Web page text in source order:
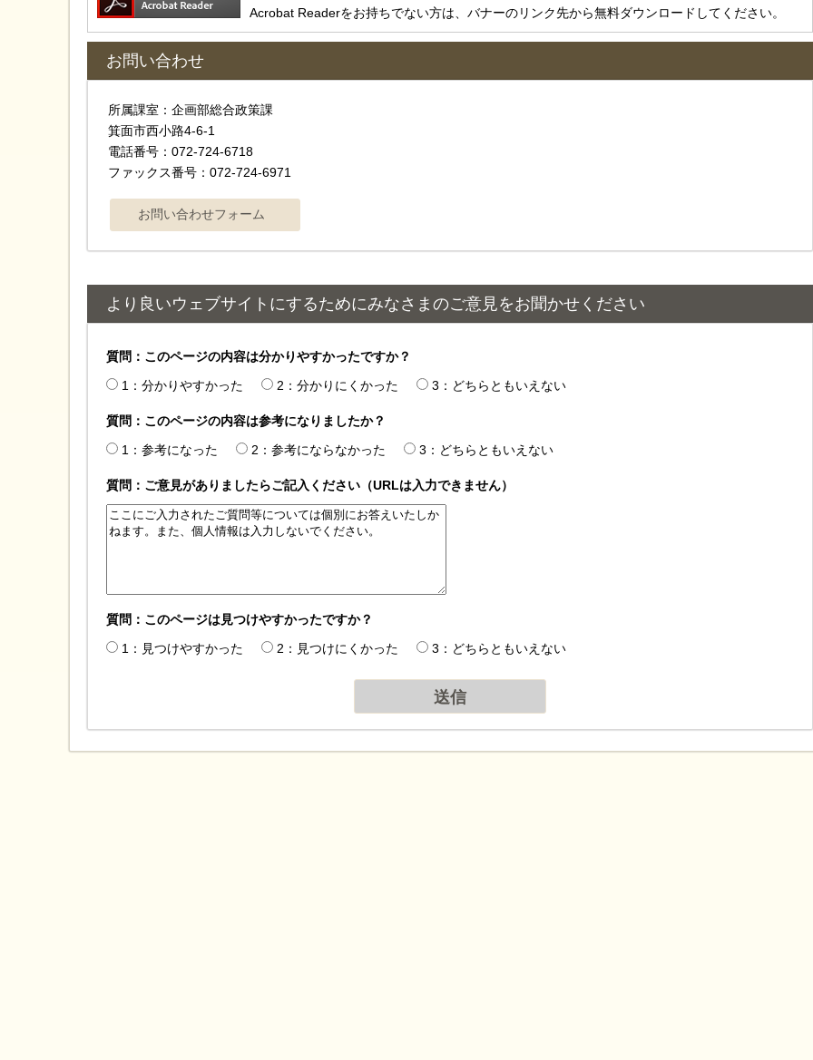
Acrobat Readerをお持ちでない方は、バナーのリンク先から無料ダウンロードしてください。
お問い合わせ
所属課室：企画部総合政策課
箕面市西小路4‐6‐1
電話番号：072-724-6718
ファックス番号：072-724-6971
より良いウェブサイトにするためにみなさまのご意見をお聞かせください
質問：このページの内容は分かりやすかったですか？
1：分かりやすかった
2：分かりにくかった 3：どちらともいえない
質問：このページの内容は参考になりましたか？
1：参考になった
2：参考にならなかった 3：どちらともいえない
質問：ご意見がありましたらご記入ください（URLは入力できません）
質問：このページは見つけやすかったですか？
1：見つけやすかった
2：見つけにくかった 3：どちらともいえない